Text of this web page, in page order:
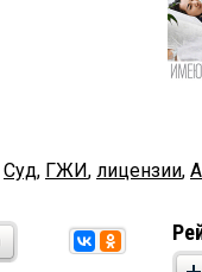
Суд, ГЖИ, лицензии,